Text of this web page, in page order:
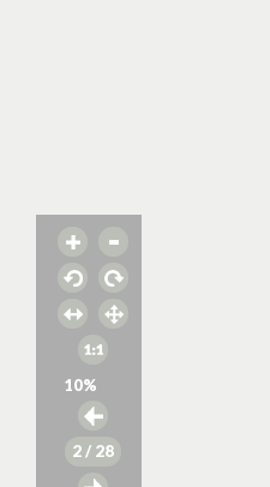
10%
2/ 28